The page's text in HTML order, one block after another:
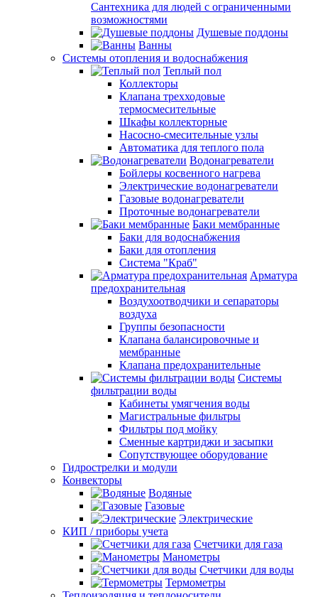
Сантехника для людей с ограниченными
возможностями
Душевые поддоны
Ванны
Системы отопления и водоснабжения
Теплый пол
Коллекторы
Клапана трехходовые
термосмесительные
Шкафы коллекторные
Насосно-смесительные узлы
Автоматика для теплого пола
Водонагреватели
Бойлеры косвенного нагрева
Электрические водонагреватели
Газовые водонагреватели
Проточные водонагреватели
Баки мембранные
Баки для водоснабжения
Баки для отопления
Система "Краб"
Арматура
предохранительная
Воздухоотводчики и сепараторы
воздуха
Группы безопасности
Клапана балансировочные и
мембранные
Клапана предохранительные
Системы
фильтрации воды
Кабинеты умягчения воды
Магистральные фильтры
Фильтры под мойку
Сменные картриджи и засыпки
Сопутствующее оборудование
Гидрострелки и модули
Конвекторы
Водяные
Газовые
Электрические
КИП / приборы учета
Счетчики для газа
Манометры
Счетчики для воды
Термометры